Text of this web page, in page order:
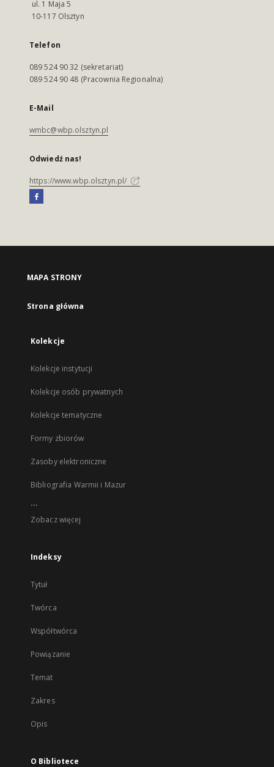
ul. 1 Maja 5
10-117 Olsztyn
Telefon
089 524 90 32 (sekretariat)
089 524 90 48 (Pracownia Regionalna)
E-Mail
wmbc@wbp.olsztyn.pl
Odwiedź nas!
https://www.wbp.olsztyn.pl/
MAPA STRONY
Strona główna
Kolekcje
Kolekcje instytucji
Kolekcje osób prywatnych
Kolekcje tematyczne
Formy zbiorów
Zasoby elektroniczne
Bibliografia Warmii i Mazur
...
Zobacz więcej
Indeksy
Tytuł
Twórca
Współtwórca
Powiązanie
Temat
Zakres
Opis
O Bibliotece